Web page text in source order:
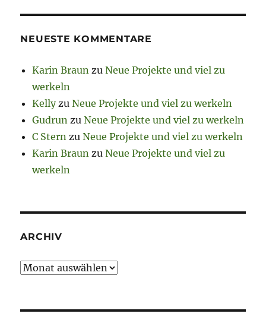
NEUESTE KOMMENTARE
Karin Braun zuNeue Projekte und viel zu
werkeln
KellyzuNeue Projekte und viel zu werkeln
Gudrun zuNeue Projekte und viel zu werkeln
C Stern zuNeue Projekte und viel zu werkeln
Karin Braun zuNeue Projekte und viel zu
werkeln
ARCHIV
Archiv